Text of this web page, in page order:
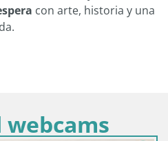
con arte, historia y una
webcams